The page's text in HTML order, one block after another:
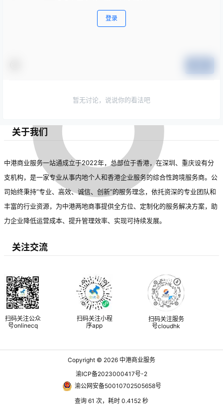
登录
暂无讨论，说说你的看法吧
关于我们
中港商业服务一站通成立于2022年，总部位于香港，在深圳、重庆设有分
支机构，是一家专业从事内地个人和香港企业服务的综合性跨境服务商。公
司始终秉持“专业、高效、诚信、创新”的服务理念，依托资深的专业团队和
丰富的行业资源，为中港两地商事提供全方位、定制化的服务解决方案，助
力企业降低运营成本、提升管理效率、实现可持续发展。
关注交流
扫码关注公众
号onlinecq
扫码关注小程
序app
扫码关注服务
号cloudhk
Copyright © 2026 中港商业服务
渝ICP备2023000417号-2
渝公网安备50010702505658号
查询 61 次，耗时 0.4152 秒